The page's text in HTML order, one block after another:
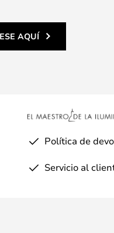
AQUÍ
Política de
Servicio al